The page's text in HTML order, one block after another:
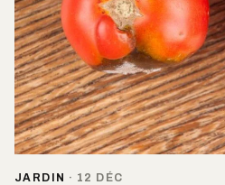
JARDIN · 12 DÉC